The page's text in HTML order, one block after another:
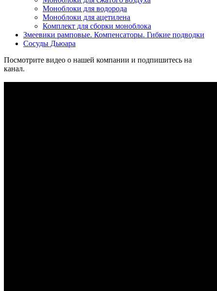
Моноблоки для водорода
Моноблоки для ацетилена
Комплект для сборки моноблока
Змеевики рамповые. Компенсаторы. Гибкие подводки
Сосуды Дьюара
Посмотрите видео о нашей компании и подпишитесь на
канал.